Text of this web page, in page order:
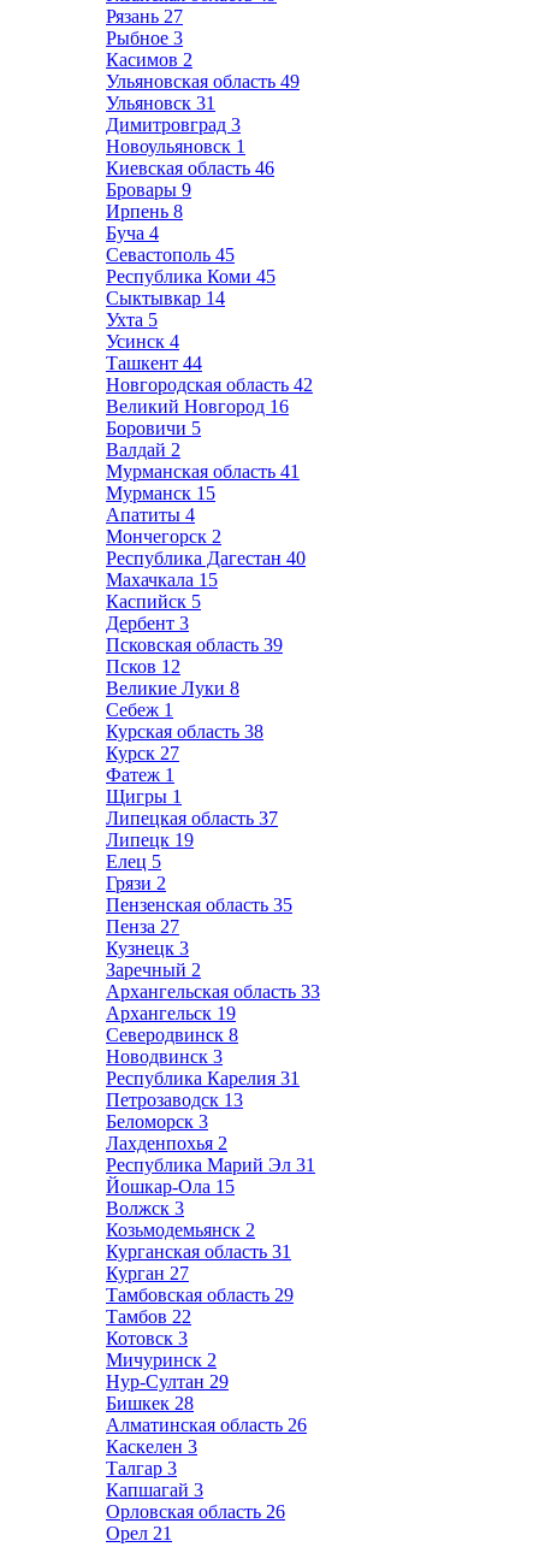
Рязань 27
Рыбное 3
Касимов 2
Ульяновская область 49
Ульяновск 31
Димитровград 3
Новоульяновск 1
Киевская область 46
Бровары 9
Ирпень 8
Буча 4
Севастополь 45
Республика Коми 45
Сыктывкар 14
Ухта 5
Усинск 4
Ташкент 44
Новгородская область 42
Великий Новгород 16
Боровичи 5
Валдай 2
Мурманская область 41
Мурманск 15
Апатиты 4
Мончегорск 2
Республика Дагестан 40
Махачкала 15
Каспийск 5
Дербент 3
Псковская область 39
Псков 12
Великие Луки 8
Себеж 1
Курская область 38
Курск 27
Фатеж 1
Щигры 1
Липецкая область 37
Липецк 19
Елец 5
Грязи 2
Пензенская область 35
Пенза 27
Кузнецк 3
Заречный 2
Архангельская область 33
Архангельск 19
Северодвинск 8
Новодвинск 3
Республика Карелия 31
Петрозаводск 13
Беломорск 3
Лахденпохья 2
Республика Марий Эл 31
Йошкар-Ола 15
Волжск 3
Козьмодемьянск 2
Курганская область 31
Курган 27
Тамбовская область 29
Тамбов 22
Котовск 3
Мичуринск 2
Нур-Султан 29
Бишкек 28
Алматинская область 26
Каскелен 3
Талгар 3
Капшагай 3
Орловская область 26
Орел 21